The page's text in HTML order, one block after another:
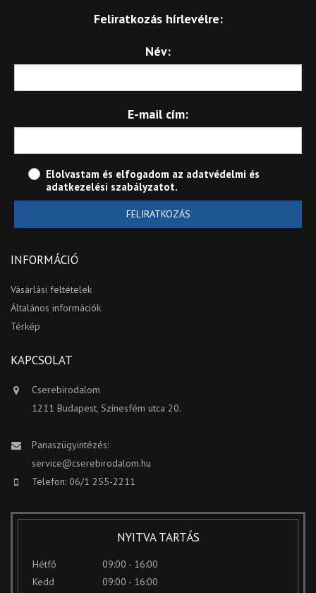
Feliratkozás hírlevélre:
Név:
E-mail cím:
Elolvastam és elfogadom az adatvédelmi és
adatkezelési szabályzatot.
FELIRATKOZÁS
INFORMÁCIÓ
Vásárlási feltételek
Általános információk
Térkép
KAPCSOLAT
Cserebirodalom
1211 Budapest, Színesfém utca 20.
Panaszügyintézés:
service@cserebirodalom.hu
Telefon: 06/1 255-2211
NYITVA TARTÁS
Hétfő
09:00 - 16:00
Kedd
09:00 - 16:00